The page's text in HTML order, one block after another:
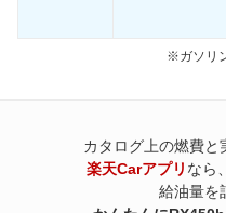
※ガソリ
カタログ上の燃費と
楽天Carアプリ なら
給油量を